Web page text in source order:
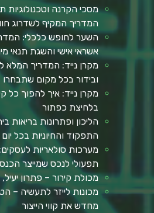
מסכי הקרנה
המדריך המקיף לשדרוג
השער לחופש כלכלי:
אשראי אישי והשגת תנאי
מקרן נייד: המדריך המלא
ובידור בכל מקום שתבחרו
מקרן נייד: איך להפוך כל
בלחיצת כפתור
הליכון ופתרונות בריאות
התפקוד והחיוניות בכל יום
מערכות סולאריות
תפעולי לנכס שמייצר
מכולת קירור – פתרון
מכונות לייזר לתעשיה –
מחדש את קווי הייצור